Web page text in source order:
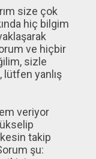
size çok
hiç bilgim
ve hiçbir
sizle
lütfen yanlış
veriyor
takip
şu: